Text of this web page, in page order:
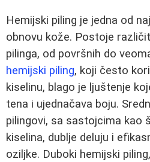
Hemijski piling je jedna od
obnovu kože. Postoje
pilinga, od površnih do
hemijski piling, koji često
kiselinu, blago je ljuštenje
tena i ujednačava boju.
pilingovi, sa sastojcima kao
kiselina, dublje deluju i
oziljke. Duboki hemijski